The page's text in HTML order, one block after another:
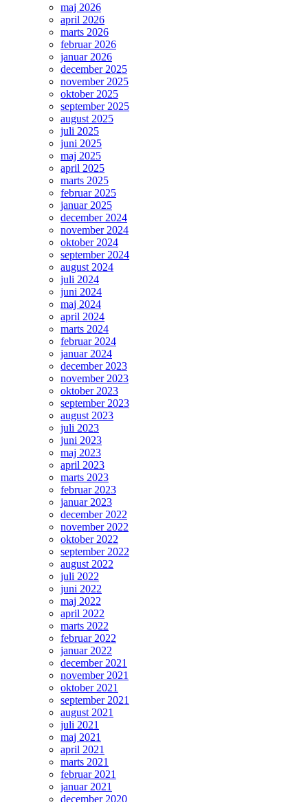
maj 2026
april 2026
marts 2026
februar 2026
januar 2026
december 2025
november 2025
oktober 2025
september 2025
august 2025
juli 2025
juni 2025
maj 2025
april 2025
marts 2025
februar 2025
januar 2025
december 2024
november 2024
oktober 2024
september 2024
august 2024
juli 2024
juni 2024
maj 2024
april 2024
marts 2024
februar 2024
januar 2024
december 2023
november 2023
oktober 2023
september 2023
august 2023
juli 2023
juni 2023
maj 2023
april 2023
marts 2023
februar 2023
januar 2023
december 2022
november 2022
oktober 2022
september 2022
august 2022
juli 2022
juni 2022
maj 2022
april 2022
marts 2022
februar 2022
januar 2022
december 2021
november 2021
oktober 2021
september 2021
august 2021
juli 2021
maj 2021
april 2021
marts 2021
februar 2021
januar 2021
december 2020